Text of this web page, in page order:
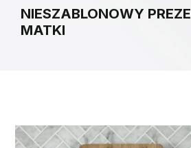
NIESZABLONOWY
MATKI